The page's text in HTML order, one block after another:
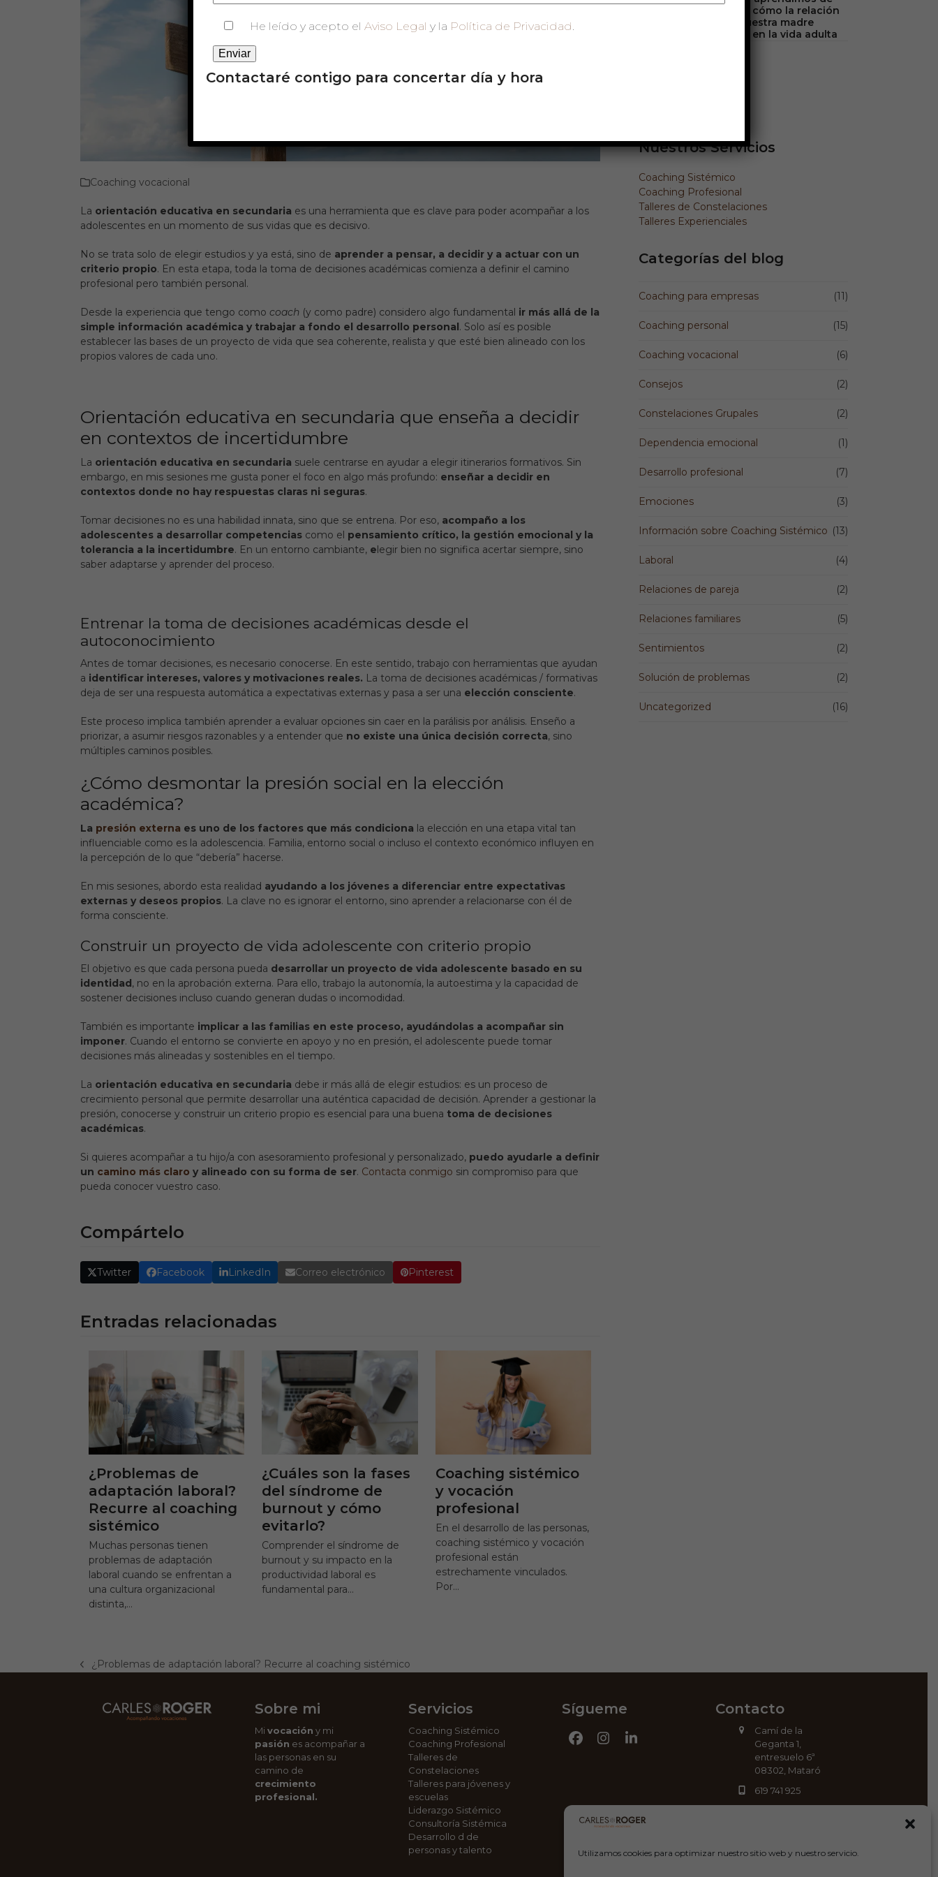
Utilizamos cookies para optimizar nuestro sitio web y nuestro servicio.
Coaching vocacional
La orientación educativa en secundaria es una herramienta que es clave para poder acompañar a los
adolescentes en un momento de sus vidas que es decisivo.
No se trata solo de elegir estudios y ya está, sino de aprender a pensar, a decidir y a actuar con un
criterio propio. En esta etapa, toda la toma de decisiones académicas comienza a definir el camino
profesional pero también personal.
Desde la experiencia que tengo como coach(y como padre) considero algo fundamental ir más allá de la
simple información académica y trabajar a fondo el desarrollo personal . Solo así es posible
establecer las bases de un proyecto de vida que sea coherente, realista y que esté bien alineado con los
propios valores de cada uno.
Orientación educativa en secundaria que enseña a decidir
en contextos de incertidumbre
La orientación educativa en secundaria suele centrarse en ayudar a elegir itinerarios formativos. Sin
embargo, en mis sesiones me gusta poner el foco en algo más profundo: enseñar a decidir en
contextos donde no hay respuestas claras ni seguras.
Tomar decisiones no es una habilidad innata, sino que se entrena. Por eso, acompaño a los
adolescentes a desarrollar competenciascomo el pensamiento crítico, la gestión emocional y la
tolerancia a la incertidumbre. En un entorno cambiante, e legir bien no significa acertar siempre, sino
saber adaptarse y aprender del proceso.
Entrenar la toma de decisiones académicas desde el
autoconocimiento
Antes de tomar decisiones, es necesario conocerse. En este sentido, trabajo con herramientas que ayudan
a identificar intereses, valores y motivaciones reales. La toma de decisiones académicas / formativas
deja de ser una respuesta automática a expectativas externas y pasa a ser una elección consciente.
Este proceso implica también aprender a evaluar opciones sin caer en la parálisis por análisis. Enseño a
priorizar, a asumir riesgos razonables y a entender que no existe una única decisión correcta, sino
múltiples caminos posibles.
¿Cómo desmontar la presión social en la elección
académica?
La presión externa es uno de los factores que más condiciona la elección en una etapa vital tan
influenciable como es la adolescencia. Familia, entorno social o incluso el contexto económico influyen en
la percepción de lo que “debería” hacerse.
En mis sesiones, abordo esta realidad ayudando a los jóvenes a diferenciar entre expectativas
externas y deseos propios. La clave no es ignorar el entorno, sino aprender a relacionarse con él de
forma consciente.
Construir un proyecto de vida adolescente con criterio propio
El objetivo es que cada persona pueda desarrollar un proyecto de vida adolescente basado en su
identidad , no en la aprobación externa. Para ello, trabajo la autonomía, la autoestima y la capacidad de
sostener decisiones incluso cuando generan dudas o incomodidad.
También es importante implicar a las familias en este proceso, ayudándolas a acompañar sin
imponer. Cuando el entorno se convierte en apoyo y no en presión, el adolescente puede tomar
decisiones más alineadas y sostenibles en el tiempo.
La orientación educativa en secundaria debe ir más allá de elegir estudios: es un proceso de
crecimiento personal que permite desarrollar una auténtica capacidad de decisión. Aprender a gestionar la
presión, conocerse y construir un criterio propio es esencial para una buena toma de decisiones
académicas.
Si quieres acompañar a tu hijo/a con asesoramiento profesional y personalizado, puedo ayudarle a definir
un camino más claro y alineado con su forma de ser. Contacta conmigo sin compromiso para que
pueda conocer vuestro caso.
Compártelo
Twitter Facebook LinkedIn Correo electrónico Pinterest
Entradas relacionadas
¿Problemas de
adaptación laboral?
Recurre al coaching
sistémico
Muchas personas tienen
problemas de adaptación
laboral cuando se enfrentan a
una cultura organizacional
distinta,…
¿Cuáles son la fases
del síndrome de
burnout y cómo
evitarlo?
Comprender el síndrome de
burnout y su impacto en la
productividad laboral es
fundamental para…
Coaching sistémico
y vocación
profesional
En el desarrollo de las personas,
coaching sistémico y vocación
profesional están
estrechamente vinculados.
Por…
mamá: cómo la relación
con nuestra madre
influye en la vida adulta
Nuestros Servicios
Coaching Sistémico
Coaching Profesional
Talleres de Constelaciones
Talleres Experienciales
Categorías del blog
Coaching para empresas (11)
Coaching personal (15)
Coaching vocacional (6)
Consejos (2)
Constelaciones Grupales (2)
Dependencia emocional (1)
Desarrollo profesional (7)
Emociones (3)
Información sobre Coaching Sistémico (13)
Laboral (4)
Relaciones de pareja (2)
Relaciones familiares (5)
Sentimientos (2)
Solución de problemas (2)
Uncategorized (16)
previous
¿Problemas de adaptación laboral? Recurre al coaching sistémico
Sobre mi
Mi vocación y mi
pasión es acompañar a
las personas en su
camino de
crecimiento
profesional.
Servicios
Coaching Sistémico
Coaching Profesional
Talleres de
Constelaciones
Talleres para jóvenes y
escuelas
Liderazgo Sistémico
Consultoría Sistémica
Desarrollo d de
personas y talento
Sígueme
Facebook
Instagram
LinkedIn
Contacto
Camí de la
Geganta 1,
entresuelo 6ª
08302, Mataró
619 741 925
He leído y acepto elAviso Legal y la Política de Privacidad
Contactaré contigo para concertar día y hora